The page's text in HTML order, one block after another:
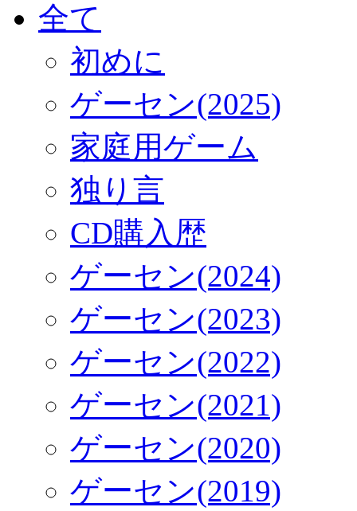
全て
初めに
ゲーセン(2025)
家庭用ゲーム
独り言
CD購入歴
ゲーセン(2024)
ゲーセン(2023)
ゲーセン(2022)
ゲーセン(2021)
ゲーセン(2020)
ゲーセン(2019)